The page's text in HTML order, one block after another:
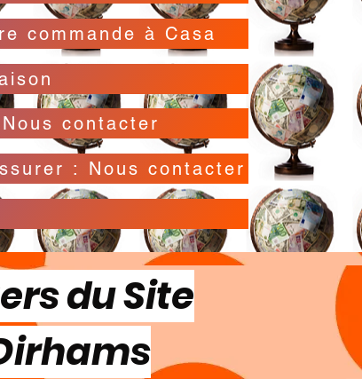
commande à Casa
contacter
Possibilité de déclarer la valeur de l'envoi pour l'assurer : Nous contacter
du Site